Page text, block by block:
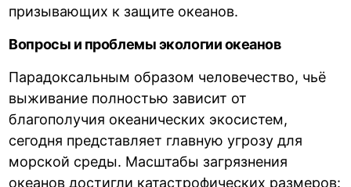
призывающих к защите океанов.
Вопросы и проблемы экологии океанов
Парадоксальным образом человечество, чьё
выживание полностью зависит от
благополучия океанических экосистем,
сегодня представляет главную угрозу для
морской среды. Масштабы загрязнения
океанов достигли катастрофических размеров: